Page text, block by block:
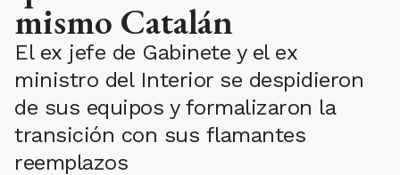
mismo Catalán
El ex jefe de Gabinete y el ex
ministro del Interior se despidieron
de sus equipos y formalizaron la
transición con sus flamantes
reemplazos